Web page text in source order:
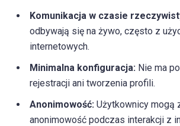
Komunikacja w czasie
odbywają się na żywo, często z
internetowych.
Minimalna konfiguracja: Nie ma
rejestracji ani tworzenia profili.
Anonimowość: Użytkownicy mogą
anonimowość podczas interakcji z